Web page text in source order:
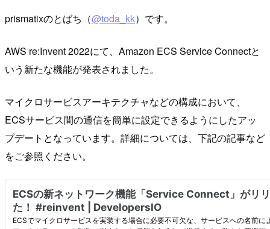
prismatixのとばち（@toda_kk）です。
AWS re:Invent 2022にて、Amazon ECS Service Connectと
いう新たな機能が発表されました。
マイクロサービスアーキテクチャなどの構成において、
ECSサービス間の通信を簡単に設定できるようにしたアッ
プデートとなっています。詳細については、下記の記事など
をご参照ください。